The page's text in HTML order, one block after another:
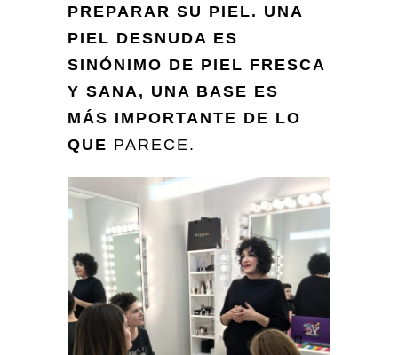
PREPARAR SU PIEL. UNA
PIEL DESNUDA ES
SINÓNIMO DE PIEL FRESCA
Y SANA, UNA BASE ES
MÁS IMPORTANTE DE LO
QUE PARECE.